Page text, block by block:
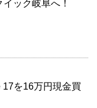
ック岐阜へ！
17を16万円現金買